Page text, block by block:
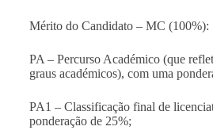
Mérito do Candidato – MC (100%):
PA – Percurso Académico (que
graus académicos), com uma
PA1 – Classificação final de
ponderação de 25%;